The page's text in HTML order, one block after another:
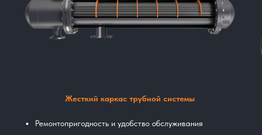
Жесткий каркас трубной системы
Ремонтопригодность и удобство обслуживания